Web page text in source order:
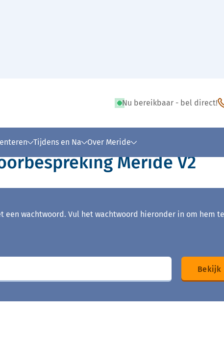
Nu bereikbaar - bel direct!
Tijdens en Na Over Meride
Meride V2
Simpele tekst
Meride V2
een wachtwoord. Vul het wachtwoord hieronder in om hem te